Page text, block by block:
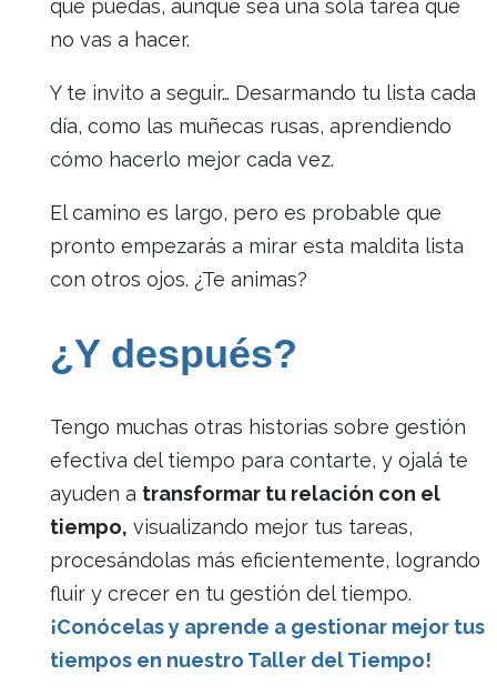
que puedas, aunque sea una sola tarea que
no vas a hacer.
Y te invito a seguir… Desarmando tu lista cada
día, como las muñecas rusas, aprendiendo
cómo hacerlo mejor cada vez.
El camino es largo, pero es probable que
pronto empezarás a mirar esta maldita lista
con otros ojos. ¿Te animas?
¿Y después?
Tengo muchas otras historias sobre gestión
efectiva del tiempo para contarte, y ojalá te
ayuden a transformar tu relación con el
tiempo, visualizando mejor tus tareas,
procesándolas más eficientemente, logrando
fluir y crecer en tu gestión del tiempo.
¡Conócelas y aprende a gestionar mejor tus
tiempos en nuestro Taller del Tiempo!